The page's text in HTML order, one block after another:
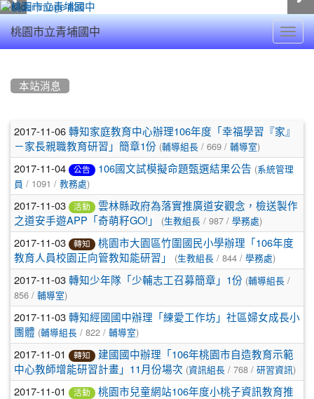
桃園市立青埔國中
本站消息
文
章
列
表
2017-11-06 轉知家庭教育中心辦理106年度「幸福學習『家』
－家長親職教育研習」簡章1份 (輔導組長 / 669 / 輔導室)
2017-11-04 公告 106國文試模擬命題甄選結果公告 (系統管理
員 / 1091 / 教務處)
2017-11-03 活動
雲林縣政府為落實推廣道安觀念，檢送製作
之道安手遊APP「奇萌籽GO!」
(生教組長 / 987 / 學務處)
2017-11-03 轉知
桃園市大園區竹圍國民小學辦理「106年度
教育人員校園正向管教知能研習」
(生教組長 / 844 / 學務處)
2017-11-03 轉知少年隊「少輔志工召募簡章」1份 (輔導組長 /
856 / 輔導室)
2017-11-03 轉知經國國中辦理「練愛工作坊」社區婦女成長小
團體 (輔導組長 / 822 / 輔導室)
2017-11-01 轉知
建國國中辦理「106年桃園市自造教育示範
中心教師增能研習計畫」11月份場次 (資訊組長 / 768 / 研習資訊)
2017-11-01 活動
桃園市兒童網站106年度小桃子資訊教育推